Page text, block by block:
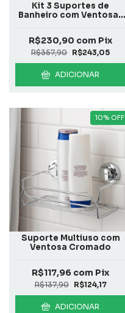
Kit 3 Suportes de
Banheiro com Ventosas
R$357,90 R$243,05
R$230,90 com Pix
ADICIONAR
10% OFF
Suporte Multiuso com
Ventosa Cromado
R$137,90 R$124,17
R$117,96 com Pix
ADICIONAR